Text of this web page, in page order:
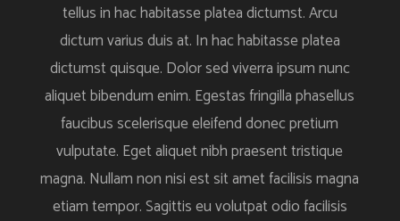
tellus in hac habitasse platea dictumst. Arcu
dictum varius duis at. In hac habitasse platea
dictumst quisque. Dolor sed viverra ipsum nunc
aliquet bibendum enim. Egestas fringilla phasellus
faucibus scelerisque eleifend donec pretium
vulputate. Eget aliquet nibh praesent tristique
magna. Nullam non nisi est sit amet facilisis magna
etiam tempor. Sagittis eu volutpat odio facilisis